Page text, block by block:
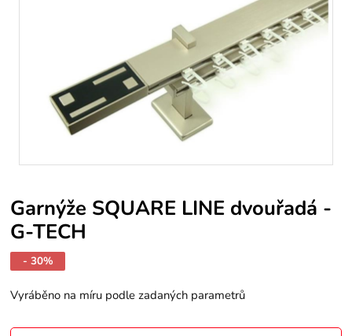
Garnýže SQUARE LINE dvouřadá -
G-TECH
- 30%
Vyráběno na míru podle zadaných parametrů